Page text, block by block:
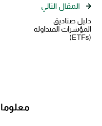
المقال التالي
دليل صناديق
المؤشرات المتداولة
(ETFs)